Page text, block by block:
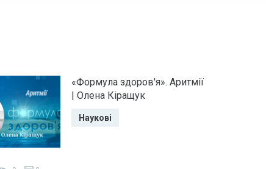
«Формула здоров'я». Аритмії
| Олена Кіращук
Наукові